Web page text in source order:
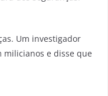
Um investigador
e disse que